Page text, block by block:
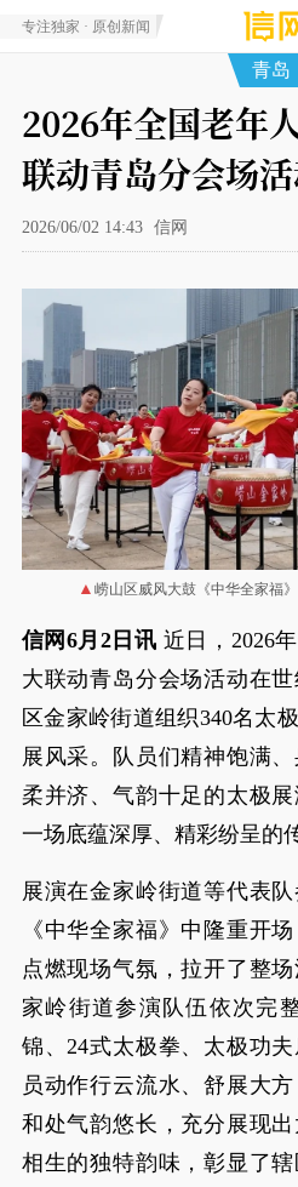
专注独家 · 原创新闻
青岛
2026年全国老年
联动青岛分会场
2026/06/02 14:43 信网
崂山区威风大鼓《中华全家福
信网6月2日讯 近日，2026
大联动青岛分会场活动在
区金家岭街道组织340名太
展风采。队员们精神饱满
柔并济、气韵十足的太极
一场底蕴深厚、精彩纷呈的
展演在金家岭街道等代表
《中华全家福》中隆重开
点燃现场气氛，拉开了整
家岭街道参演队伍依次完
锦、24式太极拳、太极功
员动作行云流水、舒展大
和处气韵悠长，充分展现
相生的独特韵味，彰显了辖